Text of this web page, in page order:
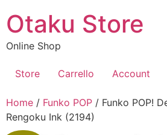
contenuto
Otaku Store
Online Shop
Store Carrello Account
Home / Funko POP / Funko POP!
Rengoku Ink (2194)